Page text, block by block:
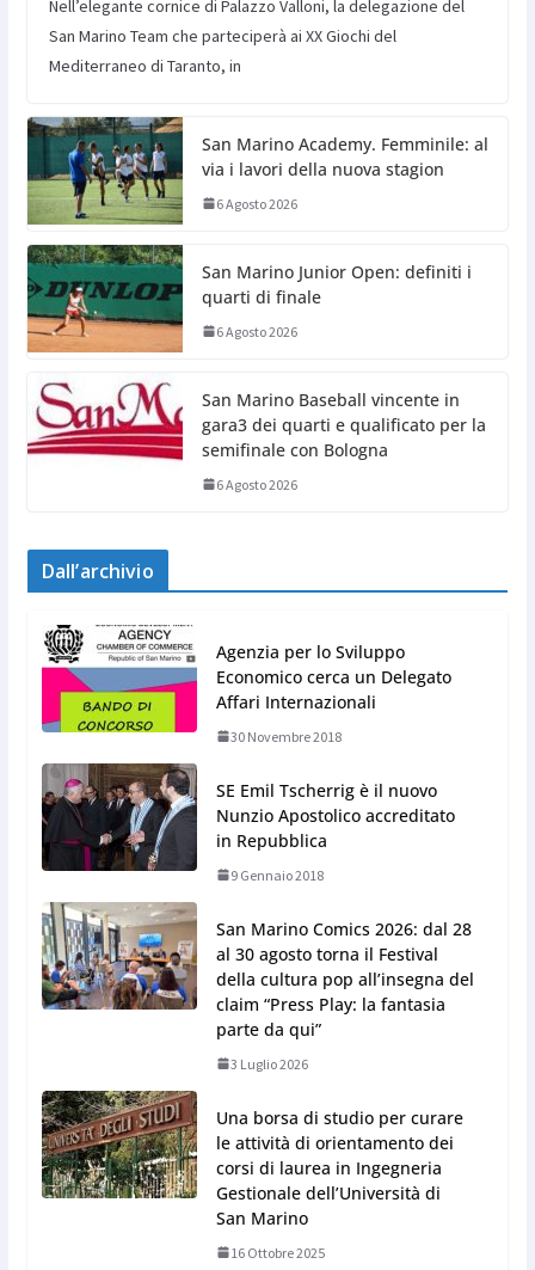
Nell’elegante cornice di Palazzo Valloni, la delegazione del
San Marino Team che parteciperà ai XX Giochi del
Mediterraneo di Taranto, in
San Marino Academy. Femminile: al
via i lavori della nuova stagion
6 Agosto 2026
San Marino Junior Open: definiti i
quarti di finale
6 Agosto 2026
San Marino Baseball vincente in
gara3 dei quarti e qualificato per la
semifinale con Bologna
6 Agosto 2026
Dall’archivio
Agenzia per lo Sviluppo
Economico cerca un Delegato
Affari Internazionali
30 Novembre 2018
SE Emil Tscherrig è il nuovo
Nunzio Apostolico accreditato
in Repubblica
9 Gennaio 2018
San Marino Comics 2026: dal 28
al 30 agosto torna il Festival
della cultura pop all’insegna del
claim “Press Play: la fantasia
parte da qui”
3 Luglio 2026
Una borsa di studio per curare
le attività di orientamento dei
corsi di laurea in Ingegneria
Gestionale dell’Università di
San Marino
16 Ottobre 2025